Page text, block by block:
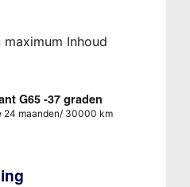
maximum Inhoud
G65 -37 graden
24 maanden/ 30000 km